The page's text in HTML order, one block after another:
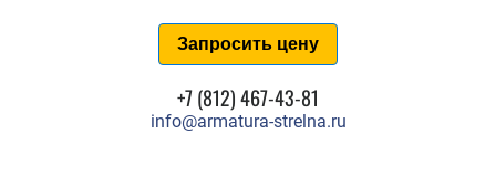
Запросить цену
+7 (812) 467-43-81
info@armatura-strelna.ru